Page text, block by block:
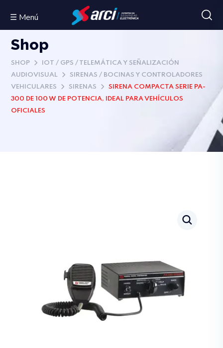
☰ Menú
Shop
SHOP
IOT / GPS / TELEMÁTICA Y SEÑALIZACIÓN
AUDIOVISUAL
SIRENAS / BOCINAS Y CONTROLADORES
VEHICULARES
SIRENAS
SIRENA COMPACTA SERIE PA-
300 DE 100 W DE POTENCIA, IDEAL PARA VEHÍCULOS
OFICIALES